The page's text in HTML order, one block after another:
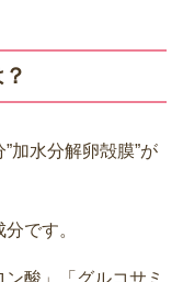
加水分解卵殻膜”が
です。